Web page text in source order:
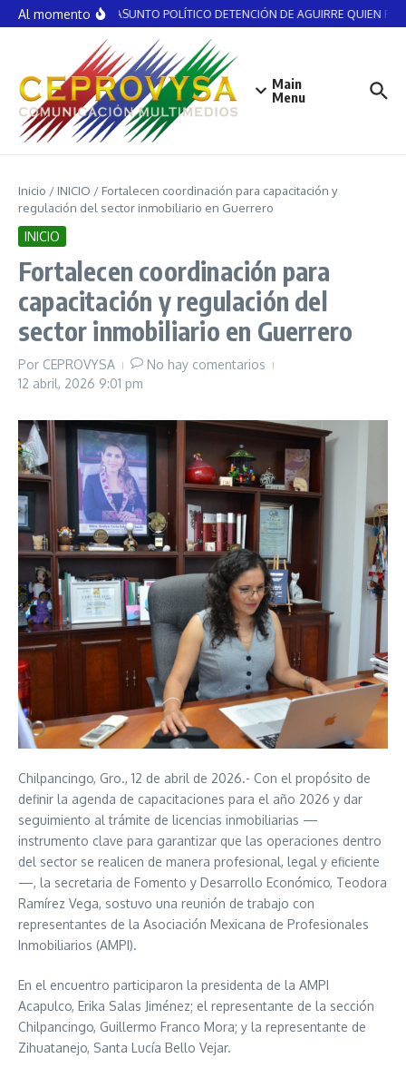
Saltar al contenido
Al momentoNO ES ASUNTO POLÍTICO DETENCIÓN DE AGUIRRE QUIEN
Main
Menu
Inicio / INICIO / Fortalecen coordinación para capacitación y
regulación del sector inmobiliario en Guerrero
INICIO
Fortalecen coordinación para
capacitación y regulación del
sector inmobiliario en Guerrero
Por CEPROVYSA
No hay comentarios
12 abril, 2026 9:01 pm
Chilpancingo, Gro., 12 de abril de 2026.- Con el propósito de
definir la agenda de capacitaciones para el año 2026 y dar
seguimiento al trámite de licencias inmobiliarias —
instrumento clave para garantizar que las operaciones dentro
del sector se realicen de manera profesional, legal y eficiente
—, la secretaria de Fomento y Desarrollo Económico, Teodora
Ramírez Vega, sostuvo una reunión de trabajo con
representantes de la Asociación Mexicana de Profesionales
Inmobiliarios (AMPI).
En el encuentro participaron la presidenta de la AMPI
Acapulco, Erika Salas Jiménez; el representante de la sección
Chilpancingo, Guillermo Franco Mora; y la representante de
Zihuatanejo, Santa Lucía Bello Vejar.